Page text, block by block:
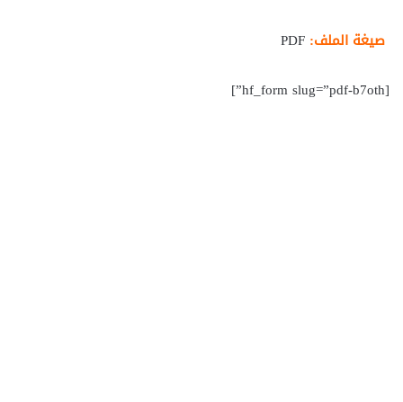
صيغة الملف:
[hf_form slug=”pdf-b7oth”]